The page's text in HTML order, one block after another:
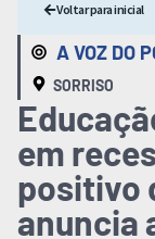
A VOZ DO
SORRISO
Voltar para inicial
em
positivo
anuncia